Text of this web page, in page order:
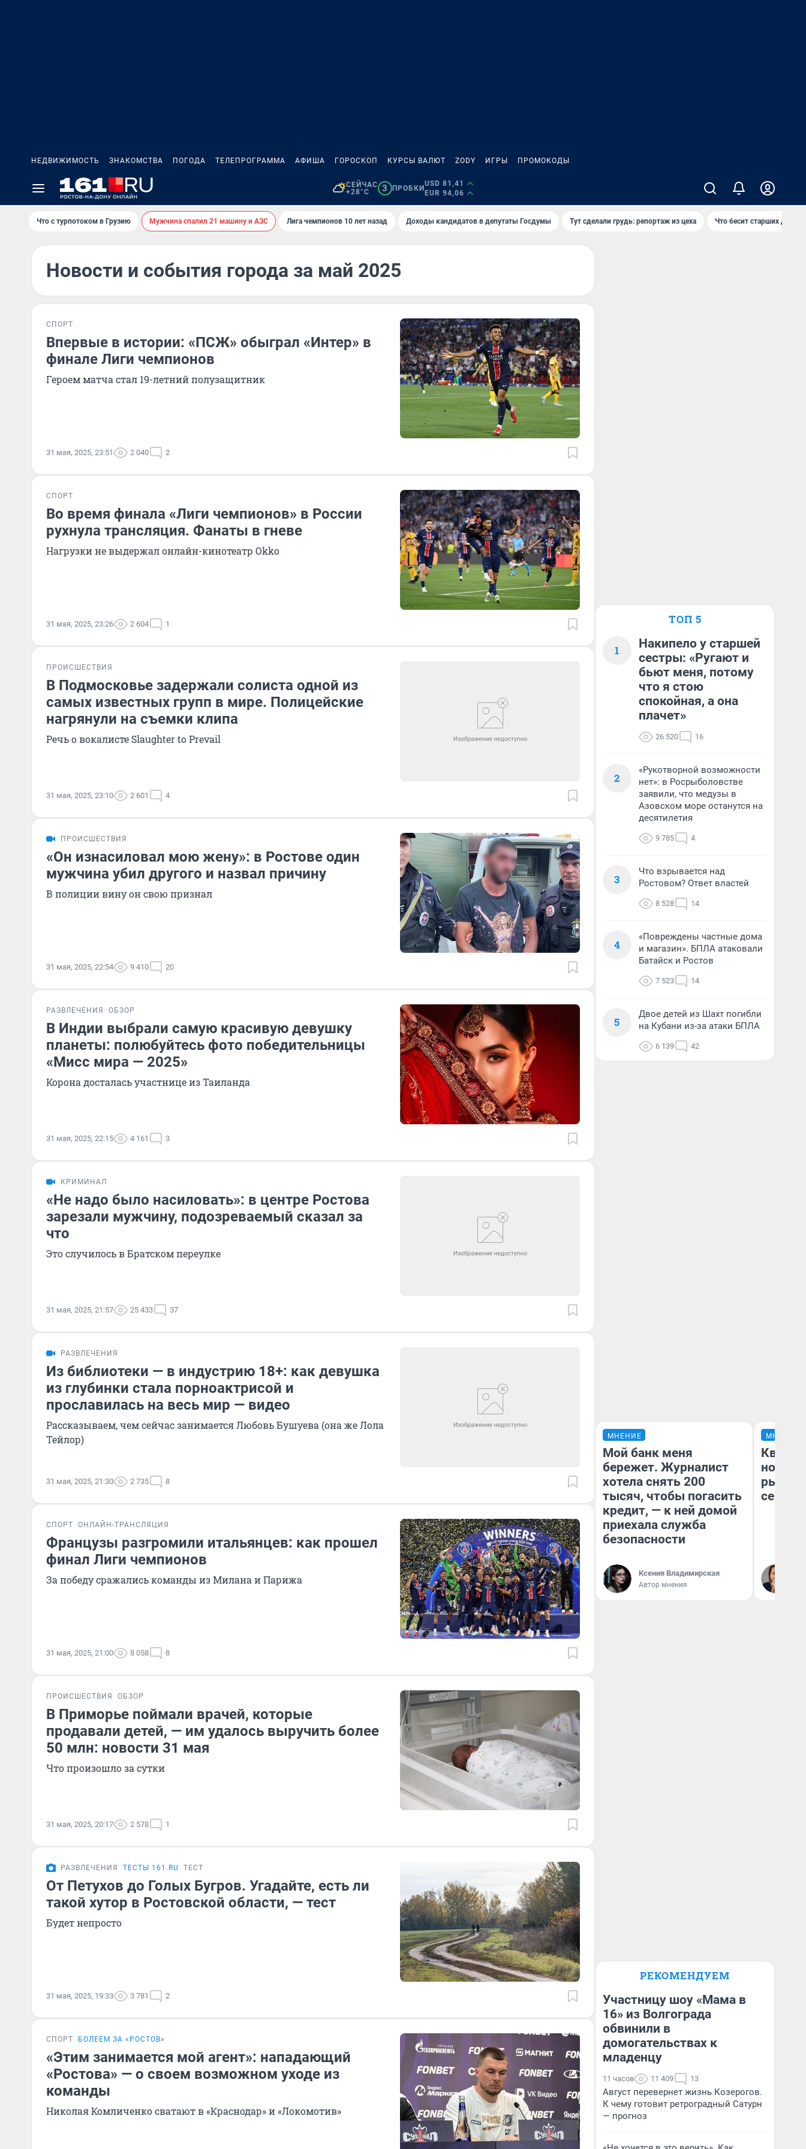
НЕДВИЖИМОСТЬ ЗНАКОМСТВА ПОГОДА ТЕЛЕПРОГРАММА АФИША ГОРОСКОП КУРСЫ ВАЛЮТ ZODY ИГРЫ ПРОМОКОДЫ
СЕЙЧАС
+28°C
3 ПРОБКИ
USD 81,41
EUR 94,06
Что с турпотоком в Грузию Мужчина спалил 21 машину и АЗС Лига чемпионов 10 лет назад Доходы кандидатов в депутаты Госдумы Тут сделали грудь: репортаж из цеха Что бесит старших детей
Новости и события города за май 2025
СПОРТ
Впервые в истории: «ПСЖ» обыграл «Интер» в
финале Лиги чемпионов
Героем матча стал 19-летний полузащитник
31 мая, 2025, 23:51 2 040 2
СПОРТ
Во время финала «Лиги чемпионов» в России
рухнула трансляция. Фанаты в гневе
Нагрузки не выдержал онлайн-кинотеатр Okko
31 мая, 2025, 23:26 2 604 1
ПРОИСШЕСТВИЯ
В Подмосковье задержали солиста одной из
самых известных групп в мире. Полицейские
нагрянули на съемки клипа
Речь о вокалисте Slaughter to Prevail
31 мая, 2025, 23:10 2 601 4
ПРОИСШЕСТВИЯ
«Он изнасиловал мою жену»: в Ростове один
мужчина убил другого и назвал причину
В полиции вину он свою признал
31 мая, 2025, 22:54 9 410 20
РАЗВЛЕЧЕНИЯ ОБЗОР
В Индии выбрали самую красивую девушку
планеты: полюбуйтесь фото победительницы
«Мисс мира — 2025»
Корона досталась участнице из Таиланда
31 мая, 2025, 22:15 4 161 3
КРИМИНАЛ
«Не надо было насиловать»: в центре Ростова
зарезали мужчину, подозреваемый сказал за
что
Это случилось в Братском переулке
31 мая, 2025, 21:57 25 433 37
РАЗВЛЕЧЕНИЯ
Из библиотеки — в индустрию 18+: как девушка
из глубинки стала порноактрисой и
прославилась на весь мир — видео
Рассказываем, чем сейчас занимается Любовь Бушуева (она же Лола
Тейлор)
31 мая, 2025, 21:30 2 735 8
СПОРТ ОНЛАЙН-ТРАНСЛЯЦИЯ
Французы разгромили итальянцев: как прошел
финал Лиги чемпионов
За победу сражались команды из Милана и Парижа
31 мая, 2025, 21:00 8 058 8
ПРОИСШЕСТВИЯ ОБЗОР
В Приморье поймали врачей, которые
продавали детей, — им удалось выручить более
50 млн: новости 31 мая
Что произошло за сутки
31 мая, 2025, 20:17 2 578 1
РАЗВЛЕЧЕНИЯ ТЕСТЫ 161.RU ТЕСТ
От Петухов до Голых Бугров. Угадайте, есть ли
такой хутор в Ростовской области, — тест
Будет непросто
31 мая, 2025, 19:33 3 781 2
СПОРТ БОЛЕЕМ ЗА «РОСТОВ»
«Этим занимается мой агент»: нападающий
«Ростова» — о своем возможном уходе из
команды
Николая Комличенко сватают в «Краснодар» и «Локомотив»
ТОП 5
1
Накипело у старшей
сестры: «Ругают и
бьют меня, потому
что я стою
спокойная, а она
плачет»
26 520 16
2
«Рукотворной возможности
нет»: в Росрыболовстве
заявили, что медузы в
Азовском море останутся на
десятилетия
9 785 4
3
Что взрывается над
Ростовом? Ответ властей
8 528 14
4
«Повреждены частные дома
и магазин». БПЛА атаковали
Батайск и Ростов
7 523 14
5
Двое детей из Шахт погибли
на Кубани из-за атаки БПЛА
6 139 42
МНЕНИЕ
Мой банк меня
бережет. Журналист
хотела снять 200
тысяч, чтобы погасить
кредит, — к ней домой
приехала служба
безопасности
Ксения Владимирская
Автор мнения
МНЕНИЕ
но
рынок
РЕКОМЕНДУЕМ
Участницу шоу «Мама в
16» из Волгограда
обвинили в
домогательствах к
младенцу
11 часов 11 409 13
Август перевернет жизнь Козерогов.
К чему готовит ретроградный Сатурн
— прогноз